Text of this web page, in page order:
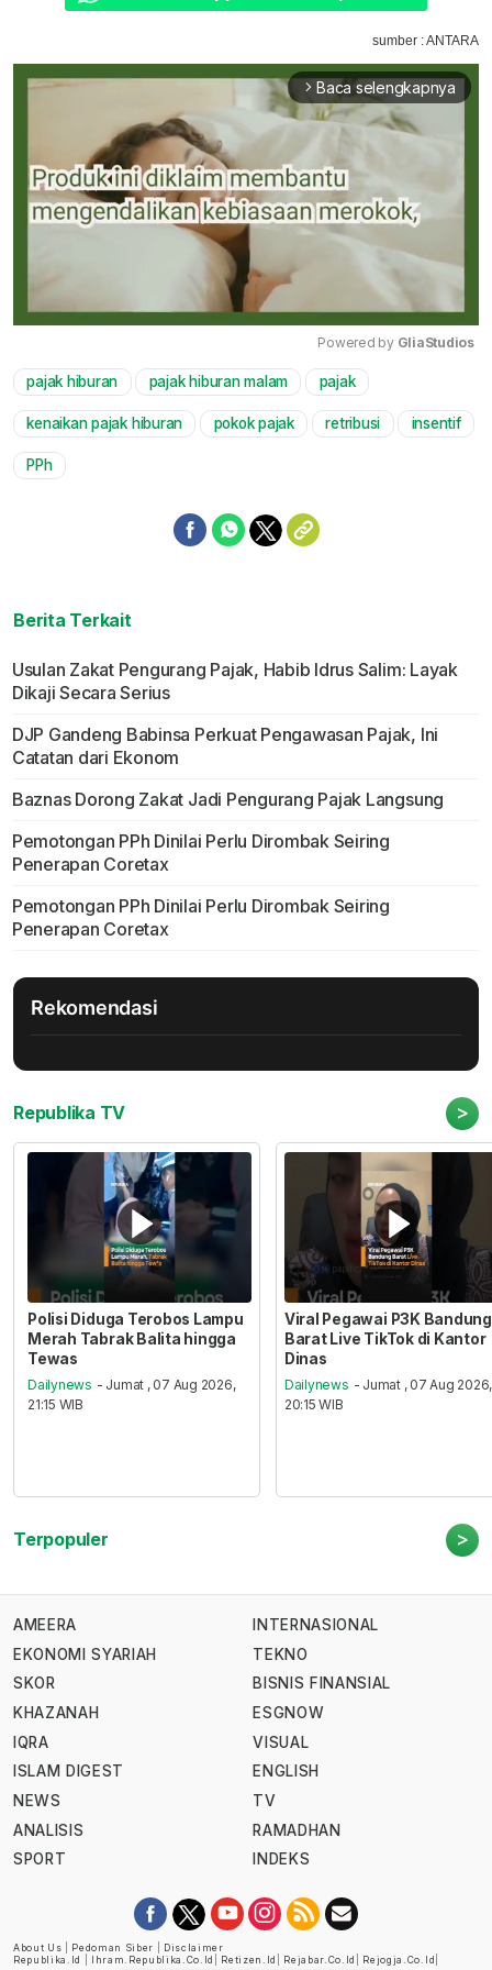
sumber : ANTARA
arrow_forward_ios Baca selengkapnya
Powered by GliaStudios
pajak hiburan pajak hiburan malam pajak
kenaikan pajak hiburan pokok pajak retribusi insentif
PPh
Berita Terkait
Usulan Zakat Pengurang Pajak, Habib Idrus Salim: Layak
Dikaji Secara Serius
DJP Gandeng Babinsa Perkuat Pengawasan Pajak, Ini
Catatan dari Ekonom
Baznas Dorong Zakat Jadi Pengurang Pajak Langsung
Pemotongan PPh Dinilai Perlu Dirombak Seiring
Penerapan Coretax
Pemotongan PPh Dinilai Perlu Dirombak Seiring
Penerapan Coretax
Rekomendasi
Republika TV >
Polisi Diduga Terobos Lampu
Merah Tabrak Balita hingga
Tewas
Dailynews - Jumat , 07 Aug 2026,
21:15 WIB
Viral Pegawai P3K Bandung
Barat Live TikTok di Kantor
Dinas
Dailynews - Jumat , 07 Aug 2026,
20:15 WIB
Terpopuler >
AMEERA
EKONOMI SYARIAH
SKOR
KHAZANAH
IQRA
ISLAM DIGEST
NEWS
ANALISIS
SPORT
INTERNASIONAL
TEKNO
BISNIS FINANSIAL
ESGNOW
VISUAL
ENGLISH
TV
RAMADHAN
INDEKS
About Us Pedoman Siber
Disclaimer
Republika.id
Ihram.republika.co.id Retizen.id Rejabar.co.id Rejogja.co.id